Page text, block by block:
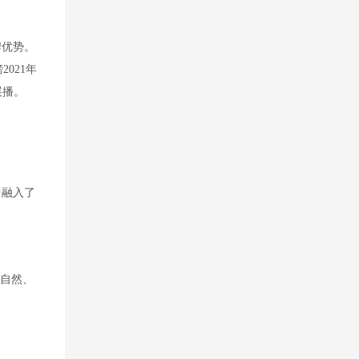
势。
年
。
入了
然、